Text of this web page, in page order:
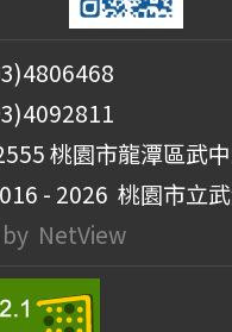
桃園市龍潭區武
- 2026 桃園市立
NetView